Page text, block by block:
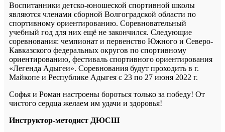
Воспитанники детско-юношеской спортивной школы
являются членами сборной Волгоградской области по
спортивному ориентированию. Соревновательный
учебный год для них ещё не закончился. Следующие
соревнования: чемпионат и первенство Южного и Северо-
Кавказского федеральных округов по спортивному
ориентированию, фестиваль спортивного ориентирования
«Легенда Адыгеи». Соревнования будут проходить в г.
Майкопе и Республике Адыгея с 23 по 27 июня 2022 г.
Софья и Роман настроены бороться только за победу! От
чистого сердца желаем им удачи и здоровья!
Инструктор-методист ДЮСШ